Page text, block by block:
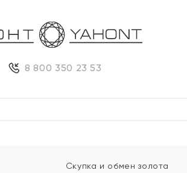
8 800 350 23 53
Скупка и обмен золота